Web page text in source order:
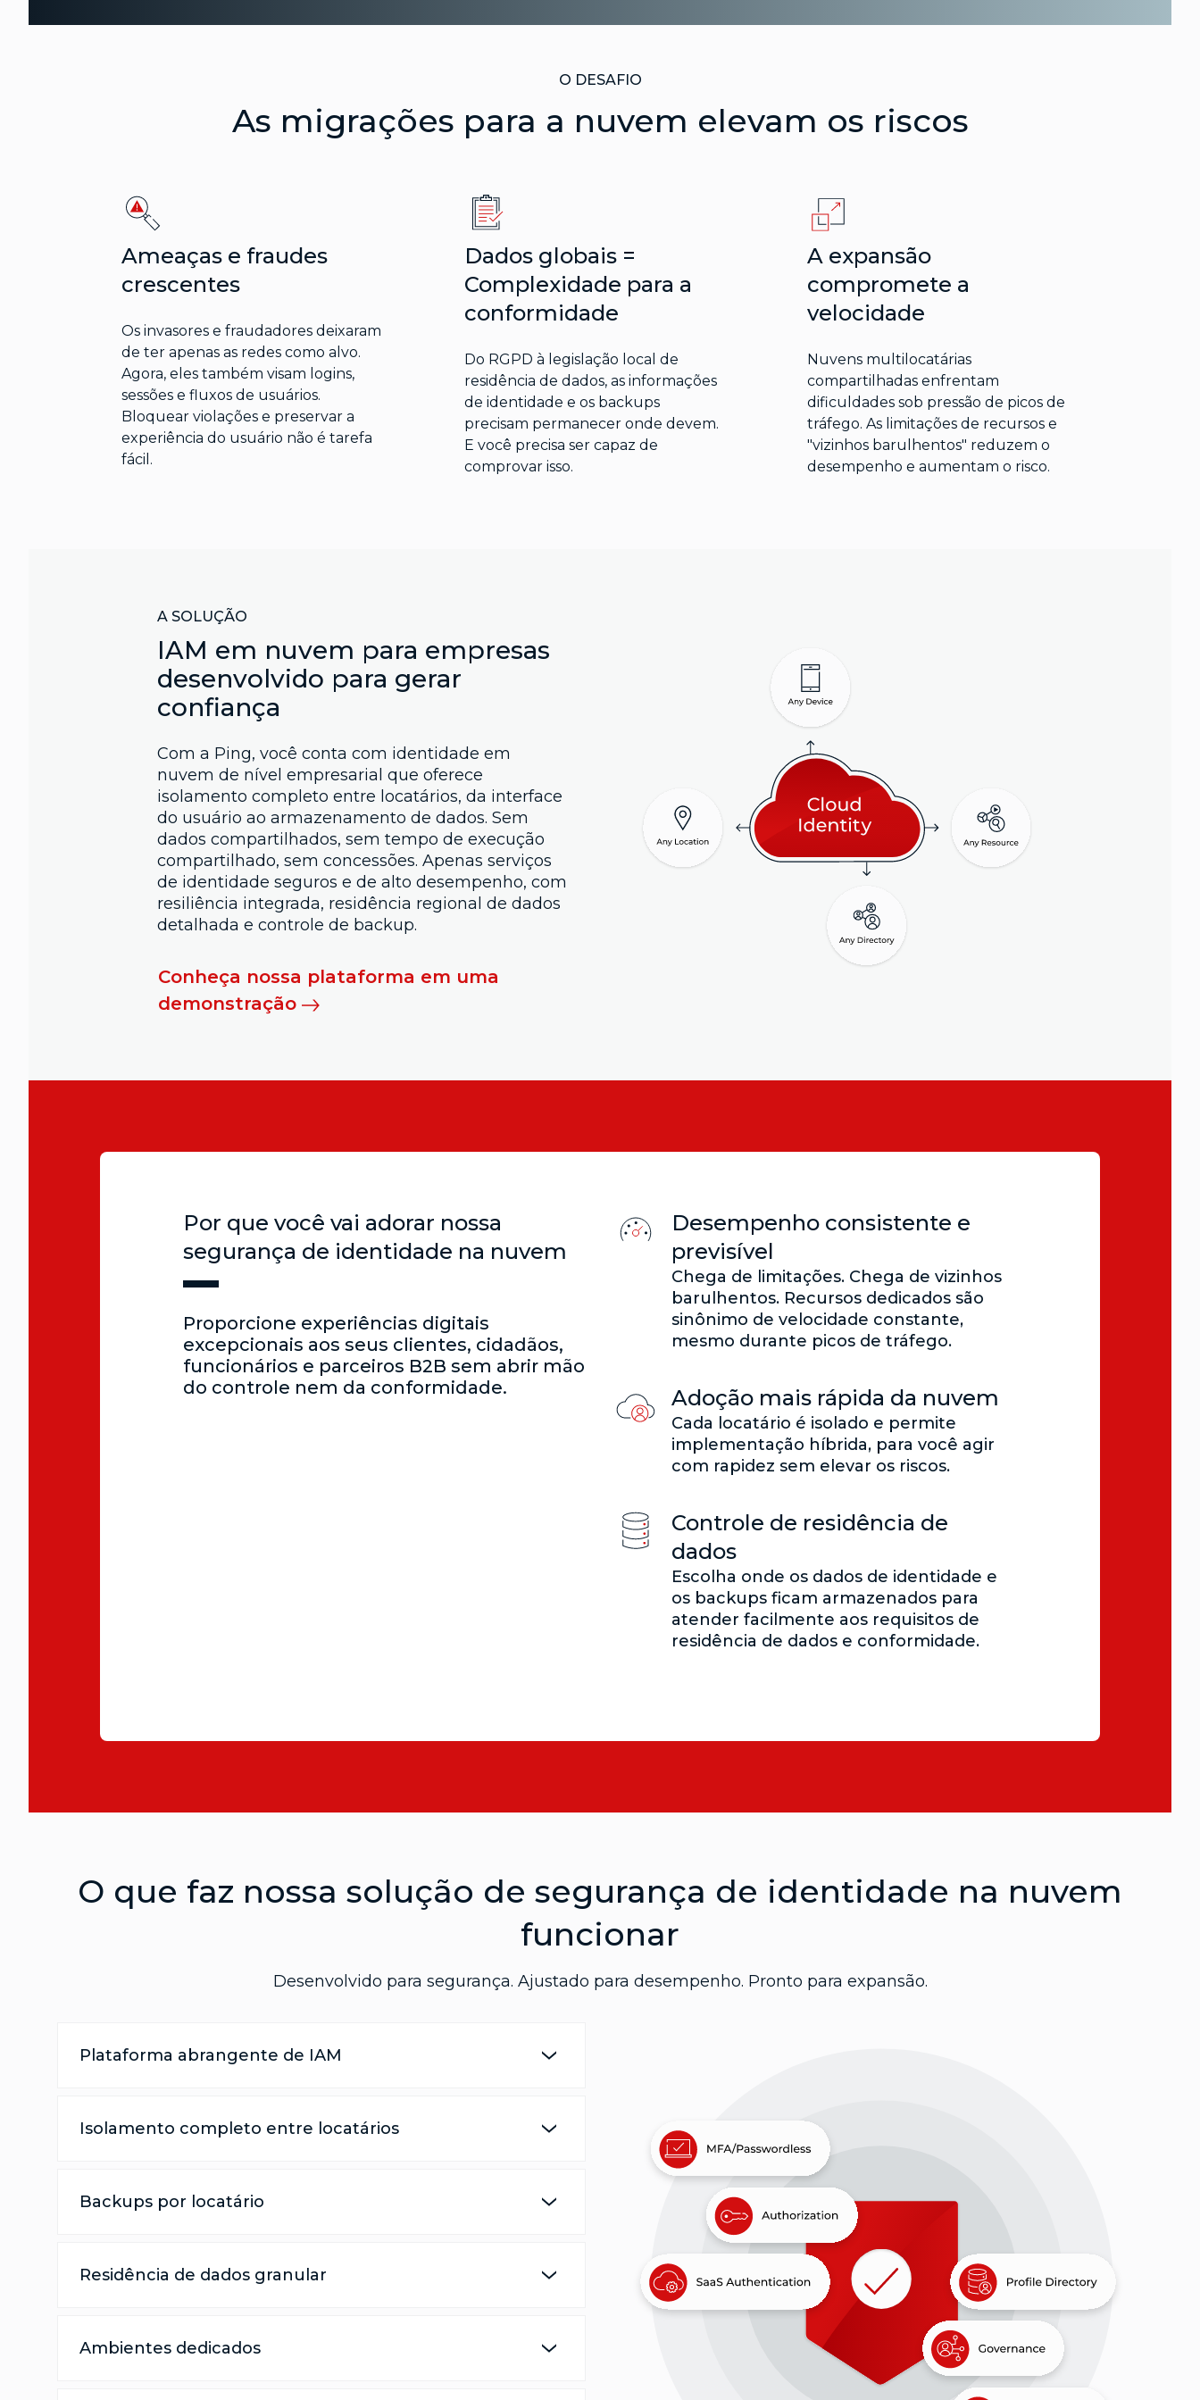
O DESAFIO
As migrações para a nuvem elevam os riscos
Ameaças e fraudes
crescentes
Os invasores e fraudadores deixaram
de ter apenas as redes como alvo.
Agora, eles também visam logins,
sessões e fluxos de usuários.
Bloquear violações e preservar a
experiência do usuário não é tarefa
fácil.
Dados globais =
Complexidade para a
conformidade
Do RGPD à legislação local de
residência de dados, as informações
de identidade e os backups
precisam permanecer onde devem.
E você precisa ser capaz de
comprovar isso.
A expansão
compromete a
velocidade
Nuvens multilocatárias
compartilhadas enfrentam
dificuldades sob pressão de picos de
tráfego. As limitações de recursos e
"vizinhos barulhentos" reduzem o
desempenho e aumentam o risco.
A SOLUÇÃO
IAM em nuvem para empresas
desenvolvido para gerar
confiança
Com a Ping, você conta com identidade em
nuvem de nível empresarial que oferece
isolamento completo entre locatários, da interface
do usuário ao armazenamento de dados. Sem
dados compartilhados, sem tempo de execução
compartilhado, sem concessões. Apenas serviços
de identidade seguros e de alto desempenho, com
resiliência integrada, residência regional de dados
detalhada e controle de backup.
Conheça nossa plataforma em uma
demonstração
Por que você vai adorar nossa
segurança de identidade na nuvem
Proporcione experiências digitais
excepcionais aos seus clientes, cidadãos,
funcionários e parceiros B2B sem abrir mão
do controle nem da conformidade.
Desempenho consistente e
previsível
Chega de limitações. Chega de vizinhos
barulhentos. Recursos dedicados são
sinônimo de velocidade constante,
mesmo durante picos de tráfego.
Adoção mais rápida da nuvem
Cada locatário é isolado e permite
implementação híbrida, para você agir
com rapidez sem elevar os riscos.
Controle de residência de
dados
Escolha onde os dados de identidade e
os backups ficam armazenados para
atender facilmente aos requisitos de
residência de dados e conformidade.
O que faz nossa solução de segurança de identidade na nuvem
funcionar
Desenvolvido para segurança. Ajustado para desempenho. Pronto para expansão.
Plataforma abrangente de IAM
Isolamento completo entre locatários
Backups por locatário
Residência de dados granular
Ambientes dedicados